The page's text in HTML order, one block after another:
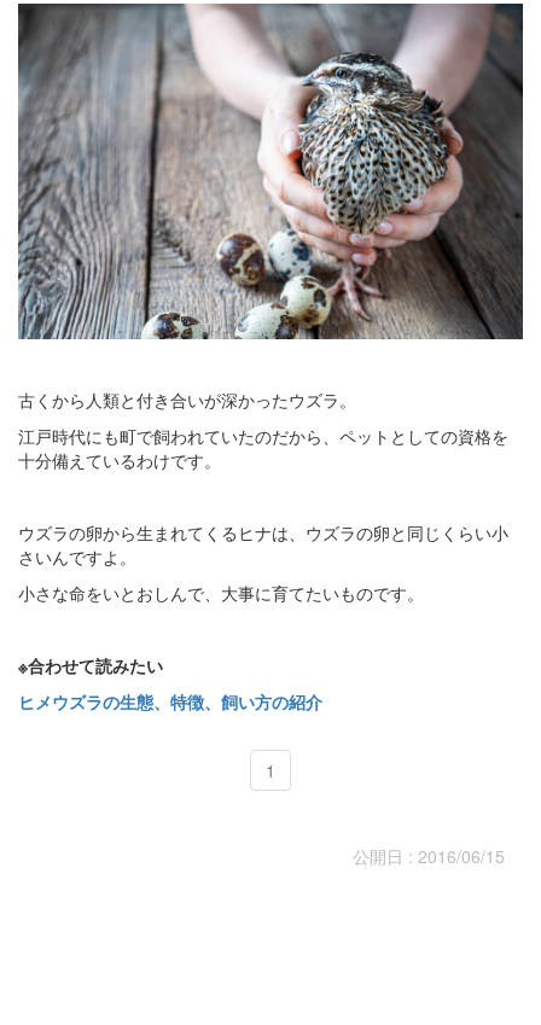
古くから人類と付き合いが深かったウズラ。
江戸時代にも町で飼われていたのだから、ペットとしての資格を
十分備えているわけです。
ウズラの卵から生まれてくるヒナは、ウズラの卵と同じくらい小
さいんですよ。
小さな命をいとおしんで、大事に育てたいものです。
※合わせて読みたい
ヒメウズラの生態、特徴、飼い方の紹介
1
公開日 : 2016/06/15